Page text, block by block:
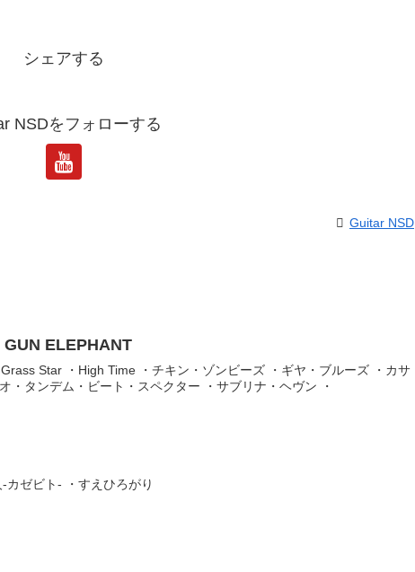
シェアする
NSDをフォローする
Guitar NSD
ELEPHANT
Star ・High Time ・チキン・ゾンビーズ ・ギヤ・ブルーズ ・カサ
・タンデム・ビート・スペクター ・サブリナ・ヘヴン ・
カゼビト- ・すえひろがり